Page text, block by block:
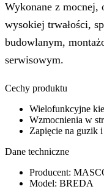
Wykonane z mocnej,
wysokiej trwałości,
budowlanym,
serwisowym.
Cechy produktu
Wielofunkcyjne
Wzmocnienia w
Zapięcie na guzik
Dane techniczne
Producent:
Model: BREDA